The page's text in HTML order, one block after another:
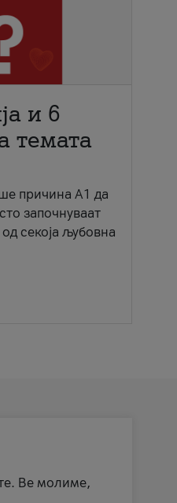
и 6
темата
причина А1 да
започнуваат
секоја љубовна
Ве молиме,